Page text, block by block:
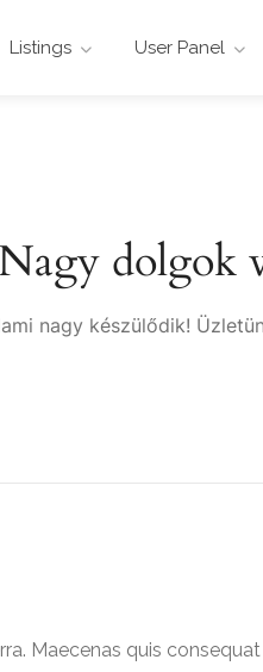
Listings User Panel
Nagy dolgok
nagy készülődik!
Maecenas quis consequat